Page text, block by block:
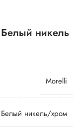
никель
Morelli
Белый никель/хром